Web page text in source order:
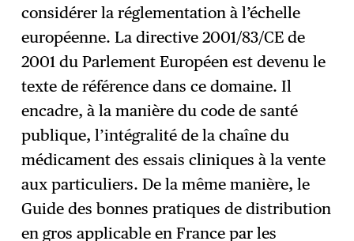
considérer la réglementation à l’échelle
européenne. La directive 2001/83/CE de
2001 du Parlement Européen est devenu le
texte de référence dans ce domaine. Il
encadre, à la manière du code de santé
publique, l’intégralité de la chaîne du
médicament des essais cliniques à la vente
aux particuliers. De la même manière, le
Guide des bonnes pratiques de distribution
en gros applicable en France par les